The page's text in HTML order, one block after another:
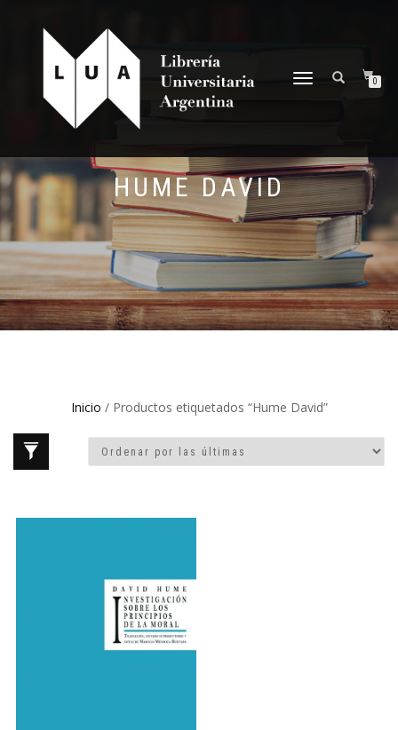
NAVEGACIÓN
0
HUME DAVID
Inicio / Productos etiquetados “Hume David”